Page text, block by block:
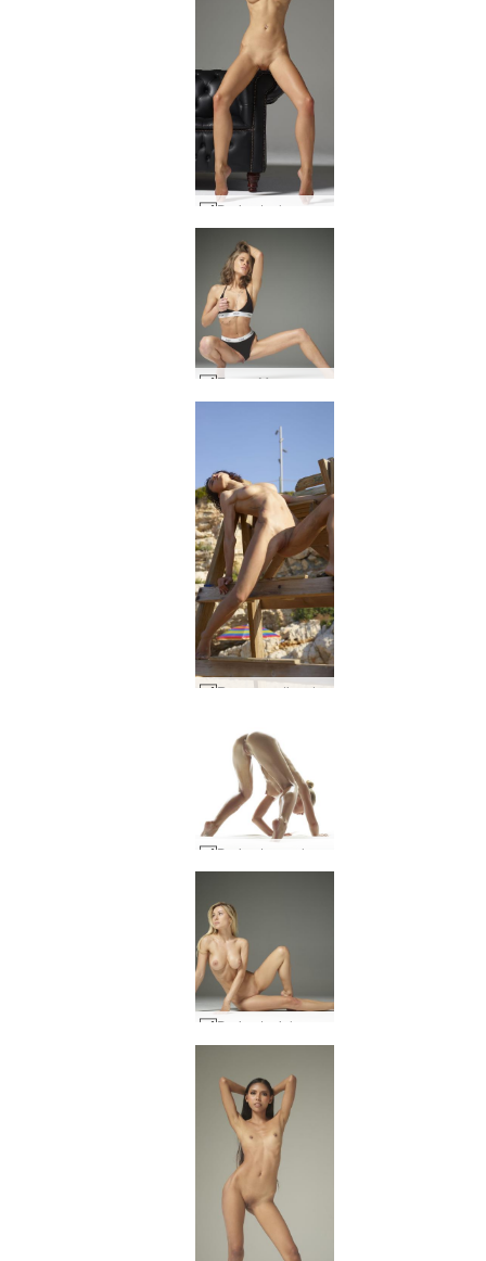
Darina L elegancia #56
Emma M magra y lujuriosa #17
Rose guardian de la bahía #55